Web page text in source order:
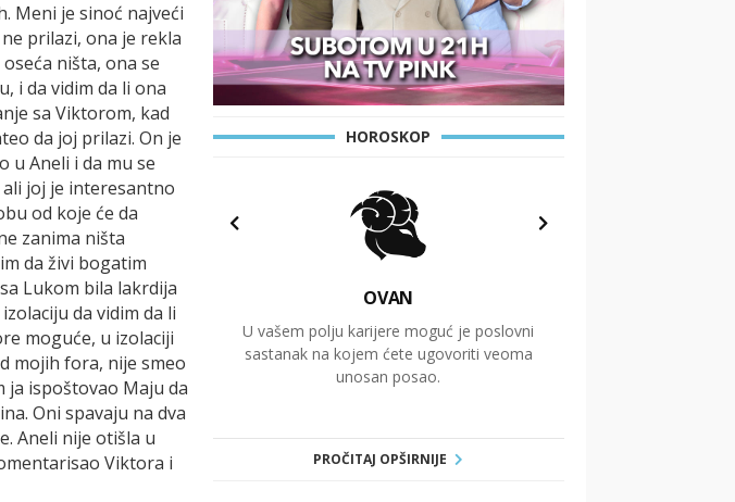
Meni je sinoć najveći
prilazi, ona je rekla
ništa, ona se
i da vidim da li ona
sa Viktorom, kad
da joj prilazi. On je
u Aneli i da mu se
ali joj je interesantno
od koje će da
zanima ništa
da živi bogatim
Lukom bila lakrdija
da vidim da li
moguće, u izolaciji
mojih fora, nije smeo
ja ispoštovao Maju da
Oni spavaju na dva
Aneli nije otišla u
Viktora i
HOROSKOP
OVAN
U vašem polju karijere moguć je poslovni
sastanak na kojem ćete ugovoriti veoma
unosan posao.
PROČITAJ OPŠIRNIJE